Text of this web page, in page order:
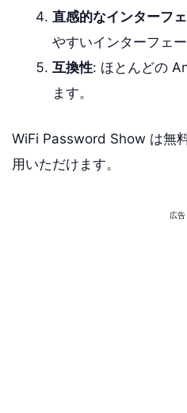
直感的なインターフ
やすいインターフェー
互換性: ほとんどの
ます。
WiFi Password Show は無
用いただけます。
広告